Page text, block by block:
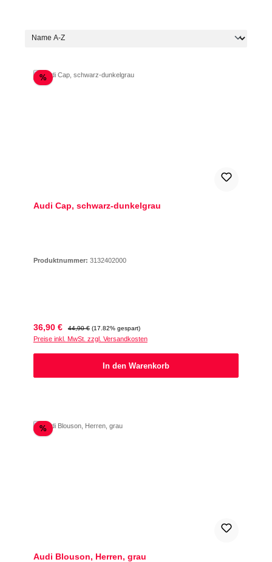
%Rabatt
Audi Cap, schwarz-dunkelgrau
Produktnummer: 3132402000
Verkaufspreis:
36,90 € Regulärer Preis:
44,90 € (17.82% gespart)
Preise inkl. MwSt. zzgl. Versandkosten
In den Warenkorb
%Rabatt
Audi Blouson, Herren, grau